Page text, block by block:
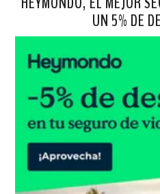
UN 5% DE